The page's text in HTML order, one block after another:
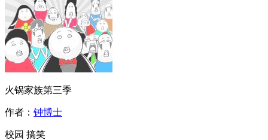
火锅家族第三季
作者： 钟博士
校园 搞笑